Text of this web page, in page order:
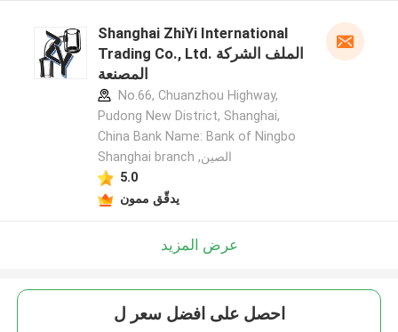
Shanghai ZhiYi International
Trading Co., Ltd. الملف الشركة
المصنعة
No.66, Chuanzhou Highway,
Pudong New District, Shanghai,
China Bank Name: Bank of Ningbo
Shanghai branch ,الصين
5.0
يدقّق ممون
عرض المزيد
احصل على افضل سعر ل